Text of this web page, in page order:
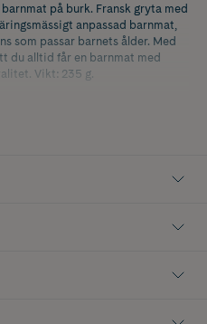
på burk. Fransk gryta med
anpassad barnmat,
som passar barnets ålder. Med
du alltid får en barnmat med
Vikt: 235 g.